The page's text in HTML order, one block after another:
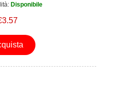
Disponibile